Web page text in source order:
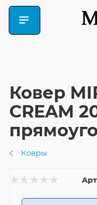
Ковер
CREAM
Ковры